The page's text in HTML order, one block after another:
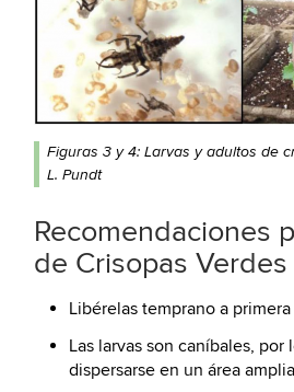
Figuras 3 y 4: Larvas y adultos de
L. Pundt
Recomendaciones
de Crisopas Verdes
Libérelas temprano a
Las larvas son caníbales, por
dispersarse en un área